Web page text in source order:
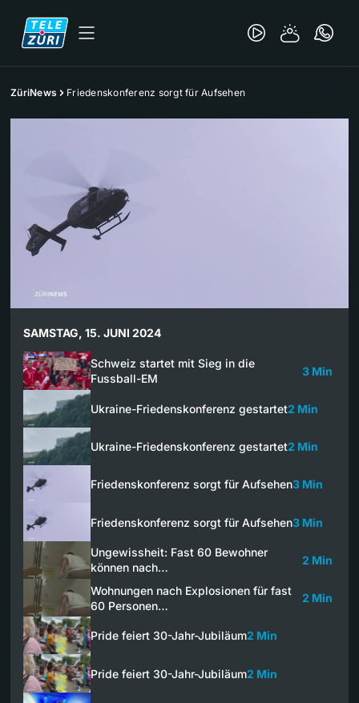
ZüriNews Friedenskonferenz sorgt für Aufsehen
SAMSTAG, 15. JUNI 2024
Schweiz startet mit Sieg in die
Fussball-EM
3 Min
Ukraine-Friedenskonferenz gestartet2 Min
Ukraine-Friedenskonferenz gestartet2 Min
Friedenskonferenz sorgt für Aufsehen3 Min
Friedenskonferenz sorgt für Aufsehen3 Min
Ungewissheit: Fast 60 Bewohner
können nach…
2 Min
Wohnungen nach Explosionen für fast
60 Personen…
2 Min
Pride feiert 30-Jahr-Jubiläum2 Min
Pride feiert 30-Jahr-Jubiläum2 Min